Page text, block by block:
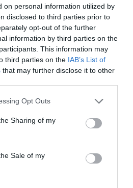
on personal information utilized by
disclosed to third parties prior to
opt-out of the further
information by third parties on the
This information may
third parties on the IAB’s List of
that may further disclose it to other
app uses one or more Google
behaviour. You may click to
and its third-party tags to
purposes in below Google
Opt Outs
Sharing of my
Sale of my
molto più di una partita